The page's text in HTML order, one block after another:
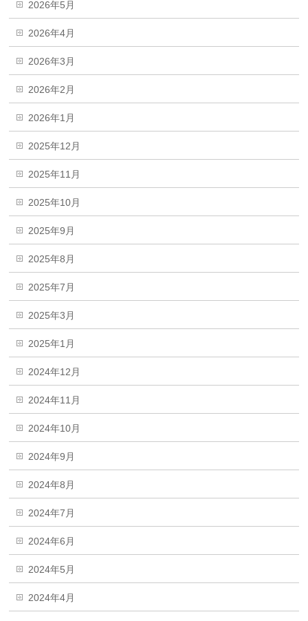
2026年5月
2026年4月
2026年3月
2026年2月
2026年1月
2025年12月
2025年11月
2025年10月
2025年9月
2025年8月
2025年7月
2025年3月
2025年1月
2024年12月
2024年11月
2024年10月
2024年9月
2024年8月
2024年7月
2024年6月
2024年5月
2024年4月